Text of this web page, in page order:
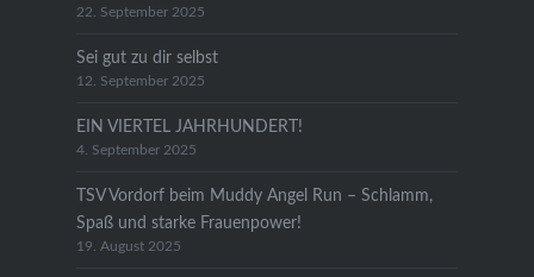
22. September 2025
Sei gut zu dir selbst
12. September 2025
EIN VIERTEL JAHRHUNDERT!
4. September 2025
TSV Vordorf beim Muddy Angel Run – Schlamm,
Spaß und starke Frauenpower!
19. August 2025